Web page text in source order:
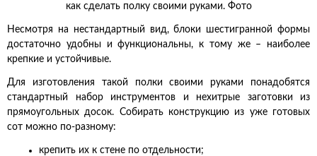
как сделать полку своими руками. Фото
Несмотря на нестандартный вид, блоки шестигранной формы
достаточно удобны и функциональны, к тому же – наиболее
крепкие и устойчивые.
Для изготовления такой полки своими руками понадобятся
стандартный набор инструментов и нехитрые заготовки из
прямоугольных досок. Собирать конструкцию из уже готовых
сот можно по-разному:
крепить их к стене по отдельности;